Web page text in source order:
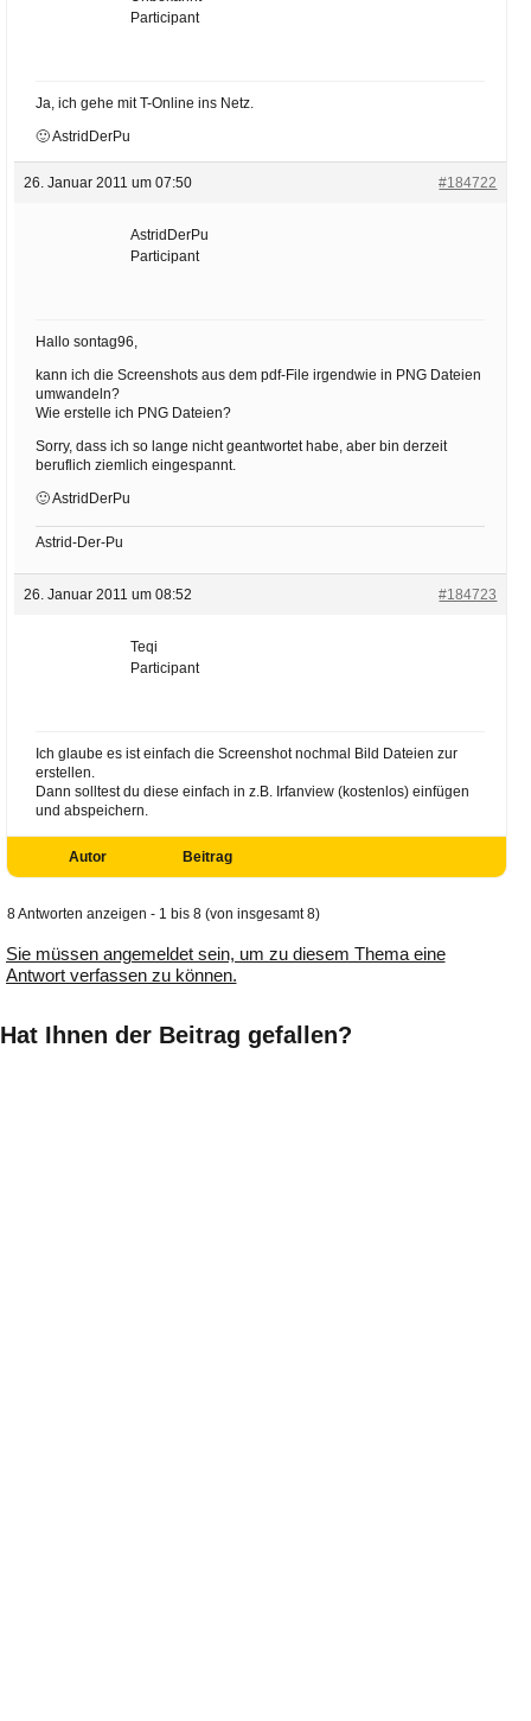
Participant
Ja, ich gehe mit T-Online ins Netz.
🙂 AstridDerPu
26. Januar 2011 um 07:50 #184722
AstridDerPu
Participant
Hallo sontag96,
kann ich die Screenshots aus dem pdf-File irgendwie in PNG Dateien
umwandeln?
Wie erstelle ich PNG Dateien?
Sorry, dass ich so lange nicht geantwortet habe, aber bin derzeit
beruflich ziemlich eingespannt.
🙂 AstridDerPu
Astrid-Der-Pu
26. Januar 2011 um 08:52 #184723
Teqi
Participant
Ich glaube es ist einfach die Screenshot nochmal Bild Dateien zur
erstellen.
Dann solltest du diese einfach in z.B. Irfanview (kostenlos) einfügen
und abspeichern.
Autor Beitrag
8 Antworten anzeigen - 1 bis 8 (von insgesamt 8)
Sie müssen angemeldet sein, um zu diesem Thema eine
Antwort verfassen zu können.
Hat Ihnen der Beitrag gefallen?